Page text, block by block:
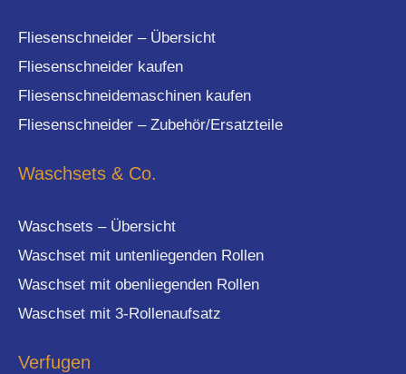
Fliesenschneider – Übersicht
Fliesenschneider kaufen
Fliesenschneidemaschinen kaufen
Fliesenschneider – Zubehör/Ersatzteile
Waschsets & Co.
Waschsets – Übersicht
Waschset mit untenliegenden Rollen
Waschset mit obenliegenden Rollen
Waschset mit 3-Rollenaufsatz
Verfugen